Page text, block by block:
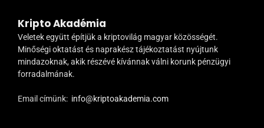
Kripto Akadémia
Veletek együtt építjük a kriptovilág magyar közösségét.
Minőségi oktatást és naprakész tájékoztatást nyújtunk
mindazoknak, akik részévé kívánnak válni korunk pénzügyi
forradalmának.
Email címünk: info@kriptoakademia.com